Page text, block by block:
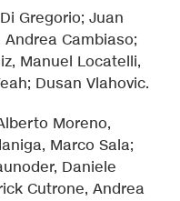
Gregorio; Juan
Cambiaso;
Manuel Locatelli,
Dusan Vlahovic.
Moreno,
Marco Sala;
Daniele
Cutrone, Andrea